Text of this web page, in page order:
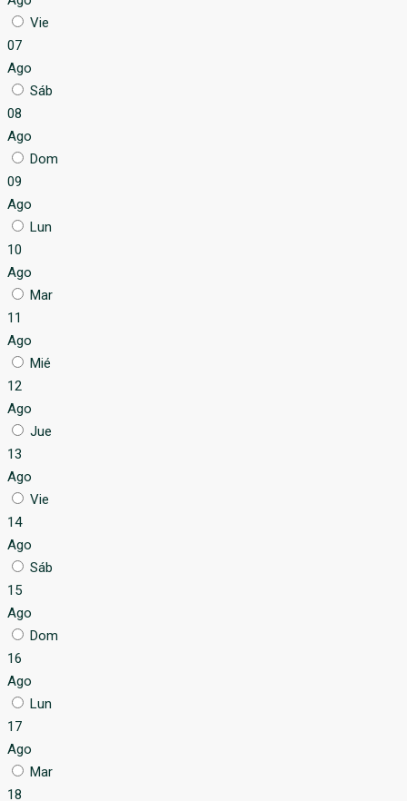
Vie
07
Ago
Sáb
08
Ago
Dom
09
Ago
Lun
10
Ago
Mar
11
Ago
Mié
12
Ago
Jue
13
Ago
Vie
14
Ago
Sáb
15
Ago
Dom
16
Ago
Lun
17
Ago
Mar
18